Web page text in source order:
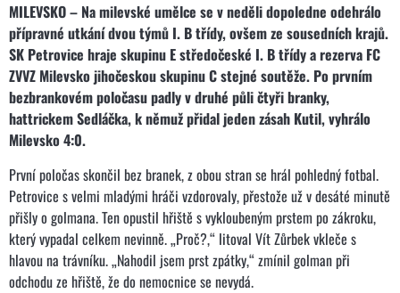
MILEVSKO – Na milevské umělce se v neděli dopoledne odehrálo
přípravné utkání dvou týmů I. B třídy, ovšem ze sousedních krajů.
SK Petrovice hraje skupinu E středočeské I. B třídy a rezerva FC
ZVVZ Milevsko jihočeskou skupinu C stejné soutěže. Po prvním
bezbrankovém poločasu padly v druhé půli čtyři branky,
hattrickem Sedláčka, k němuž přidal jeden zásah Kutil, vyhrálo
Milevsko 4:0.
První poločas skončil bez branek, z obou stran se hrál pohledný fotbal.
Petrovice s velmi mladými hráči vzdorovaly, přestože už v desáté minutě
přišly o golmana. Ten opustil hřiště s vykloubeným prstem po zákroku,
který vypadal celkem nevinně. „Proč?,“ litoval Vít Zůrbek vkleče s
hlavou na trávníku. „Nahodil jsem prst zpátky,“ zmínil golman při
odchodu ze hřiště, že do nemocnice se nevydá.